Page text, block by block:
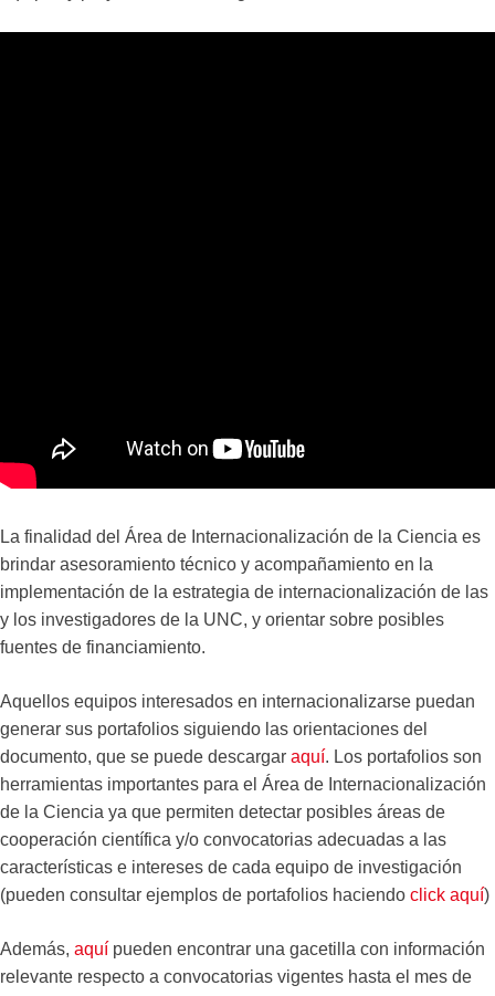
La finalidad del Área de Internacionalización de la Ciencia es
brindar asesoramiento técnico y acompañamiento en la
implementación de la estrategia de internacionalización de las
y los investigadores de la UNC, y orientar sobre posibles
fuentes de financiamiento.
Aquellos equipos interesados en internacionalizarse puedan
generar sus portafolios siguiendo las orientaciones del
documento, que se puede descargar aquí. Los portafolios son
herramientas importantes para el Área de Internacionalización
de la Ciencia ya que permiten detectar posibles áreas de
cooperación científica y/o convocatorias adecuadas a las
características e intereses de cada equipo de investigación
(pueden consultar ejemplos de portafolios haciendo click aquí)
Además, aquí pueden encontrar una gacetilla con información
relevante respecto a convocatorias vigentes hasta el mes de